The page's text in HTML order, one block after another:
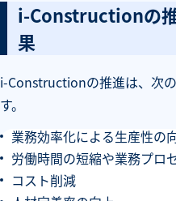
i-Constructionの
果
i-Constructionの推進は、次
す。
業務効率化による生産性の
労働時間の短縮や業務プロ
コスト削減